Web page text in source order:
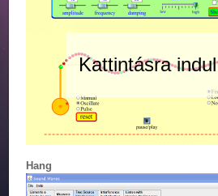
Hang
Kattintásra indul